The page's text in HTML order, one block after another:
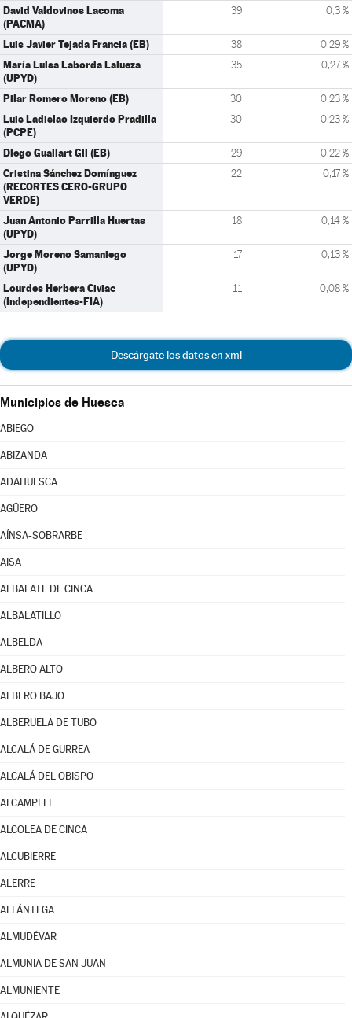
David Valdovinos Lacoma
(PACMA)
39 0,3 %
Luis Javier Tejada Francia (EB) 38 0,29 %
María Luisa Laborda Lalueza
(UPYD)
35 0,27 %
Pilar Romero Moreno (EB) 30 0,23 %
Luis Ladislao Izquierdo Pradilla
(PCPE)
30 0,23 %
Diego Guallart Gil (EB) 29 0,22 %
Cristina Sánchez Domínguez
(RECORTES CERO-GRUPO
VERDE)
22 0,17 %
Juan Antonio Parrilla Huertas
(UPYD)
18 0,14 %
Jorge Moreno Samaniego
(UPYD)
17 0,13 %
Lourdes Herbera Civiac
(Independientes-FIA)
11 0,08 %
Descárgate los datos en xml
Municipios de Huesca
ABIEGO
ABIZANDA
ADAHUESCA
AGÜERO
AÍNSA-SOBRARBE
AISA
ALBALATE DE CINCA
ALBALATILLO
ALBELDA
ALBERO ALTO
ALBERO BAJO
ALBERUELA DE TUBO
ALCALÁ DE GURREA
ALCALÁ DEL OBISPO
ALCAMPELL
ALCOLEA DE CINCA
ALCUBIERRE
ALERRE
ALFÁNTEGA
ALMUDÉVAR
ALMUNIA DE SAN JUAN
ALMUNIENTE